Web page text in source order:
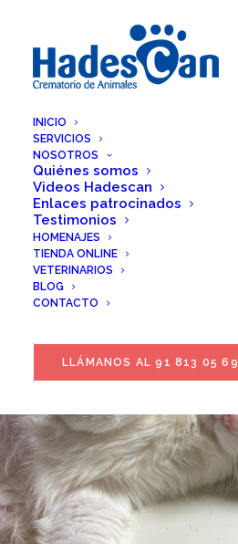
INICIO
SERVICIOS
NOSOTROS
Quiénes somos
Videos Hadescan
Enlaces patrocinados
Testimonios
HOMENAJES
TIENDA ONLINE
VETERINARIOS
BLOG
CONTACTO
LLÁMANOS AL 91 813 05 69